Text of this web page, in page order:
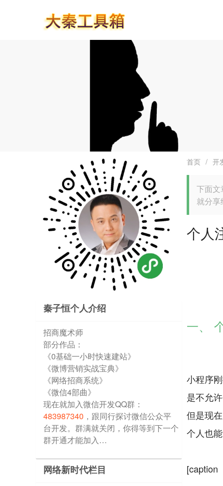
秦子恒个人介绍
招商魔术师
部分作品：
《0基础一小时快速建站》
《微博营销实战宝典》
《网络招商系统》
《微信4部曲》
现在就加入微信开发QQ群：
483987340 ，跟同行探讨微信公众平
台开发。群满就关闭，你得等到下一个
群开通才能加入…
网络新时代栏目
首页 / 开
下面文
就分享
个人
一、
小程序
是不允
但是现
个人也